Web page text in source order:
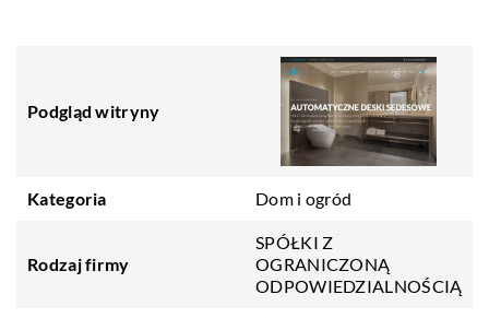
Podgląd witryny
Kategoria Dom i ogród
Rodzaj firmy
SPÓŁKI Z
OGRANICZONĄ
ODPOWIEDZIALNOŚCIĄ